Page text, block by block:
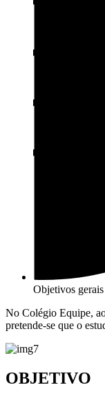
Objetivos
No Colégio Equipe,
pretende-se que o
OBJETIVO